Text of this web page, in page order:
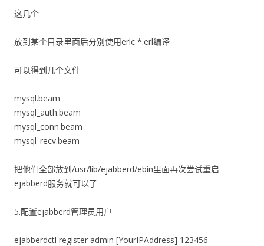
这几个
放到某个目录里面后分别使用erlc *.erl编译
可以得到几个文件
mysql.beam
mysql_auth.beam
mysql_conn.beam
mysql_recv.beam
把他们全部放到/usr/lib/ejabberd/ebin里面再次尝试重启
ejabberd服务就可以了
5.配置ejabberd管理员用户
ejabberdctl register admin [YourIPAddress] 123456